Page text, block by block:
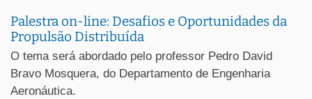
Palestra on-line: Desafios e Oportunidades da
Propulsão Distribuída
O tema será abordado pelo professor Pedro David
Bravo Mosquera, do Departamento de Engenharia
Aeronáutica.